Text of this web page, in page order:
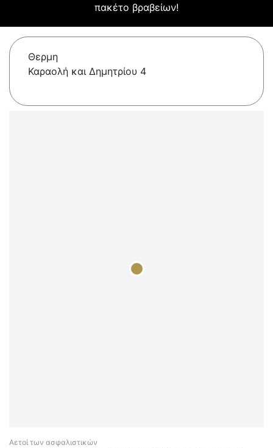
πακέτο βραβείων!
Θερμη
Καραολή και Δημητρίου 4
Αετοί των ασφαλιστικών